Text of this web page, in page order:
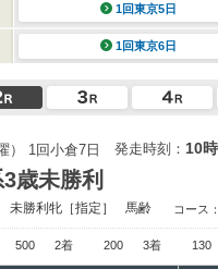
1回東京5日
1回東京6日
） 1回小倉7日 発走時刻： 10
歳未勝利
未勝利牝［指定］ 馬齢 コース
500 2着 200 3着 130